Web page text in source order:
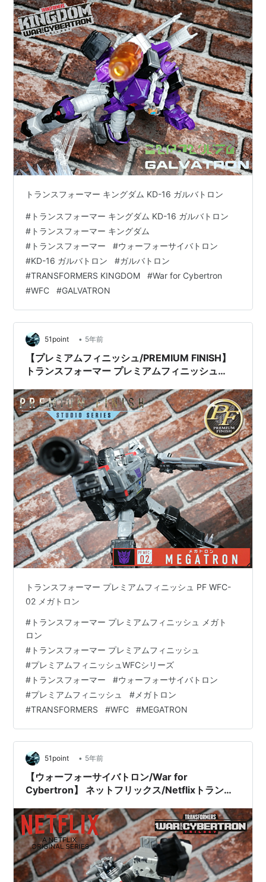
トランスフォーマー キングダム KD-16 ガルバトロン
# トランスフォーマー キングダム KD-16 ガルバトロン
# トランスフォーマー キングダム
# トランスフォーマー #ウォーフォーサイバトロン
#KD-16 ガルバトロン #ガルバトロン
#TRANSFORMERS KINGDOM #War for Cybertron
#WFC #GALVATRON
51point • 5年前
【プレミアムフィニッシュ/PREMIUM FINISH】
トランスフォーマー プレミアムフィニッシュ
トランスフォーマー プレミアムフィニッシュ PF WFC-
02 メガトロン
# トランスフォーマー プレミアムフィニッシュ メガト
ロン
# トランスフォーマー プレミアムフィニッシュ
#プレミアムフィニッシュWFCシリーズ
# トランスフォーマー #ウォーフォーサイバトロン
#プレミアムフィニッシュ # メガトロン
#TRANSFORMERS #WFC #MEGATRON
51point • 5年前
【ウォーフォーサイバトロン/War for
Cybertron】 ネットフリックス/Netflixトランス
WFC-12 ホイルジャック レビュー